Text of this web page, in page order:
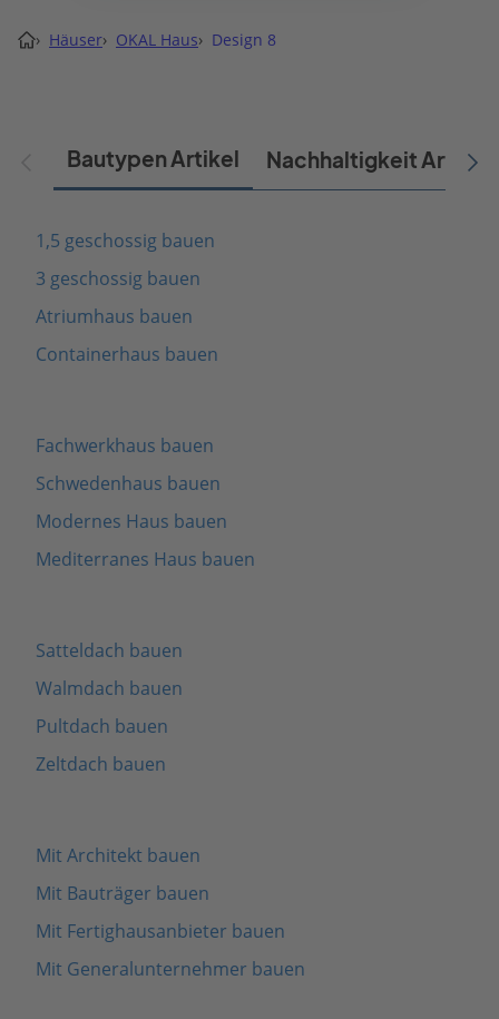
› Häuser› OKAL Haus› Design 8
Bautypen Artikel Nachhaltigkeit Artikel
1,5 geschossig bauen
3 geschossig bauen
Atriumhaus bauen
Containerhaus bauen
Fachwerkhaus bauen
Schwedenhaus bauen
Modernes Haus bauen
Mediterranes Haus bauen
Satteldach bauen
Walmdach bauen
Pultdach bauen
Zeltdach bauen
Mit Architekt bauen
Mit Bauträger bauen
Mit Fertighausanbieter bauen
Mit Generalunternehmer bauen